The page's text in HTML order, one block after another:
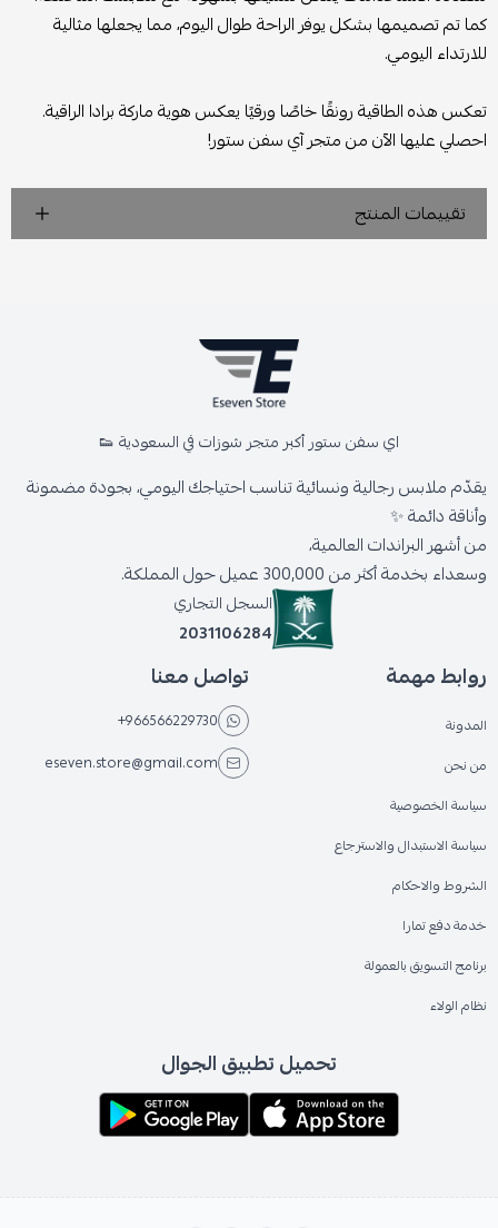
كما تم تصميمها بشكل يوفر الراحة طوال اليوم، مما يجعلها مثالية
للارتداء اليومي.
تعكس هذه الطاقية رونقًا خاصًا ورقيًا يعكس هوية ماركة برادا الراقية.
احصلي عليها الآن من متجر آي سفن ستور!
تقييمات المنتج
اي سفن ستور أكبر متجر شوزات في السعودية 👟
يقدّم ملابس رجالية ونسائية تناسب احتياجك اليومي، بجودة مضمونة
وأناقة دائمة ✨
من أشهر البراندات العالمية،
وسعداء بخدمة أكثر من 300,000 عميل حول المملكة.
السجل التجاري
2031106284
روابط مهمة
المدونة
من نحن
سياسة الخصوصية
سياسة الاستبدال والاسترجاع
الشروط والاحكام
خدمة دفع تمارا
برنامج التسويق بالعمولة
نظام الولاء
تواصل معنا
+966566229730
eseven.store@gmail.com
تحميل تطبيق الجوال